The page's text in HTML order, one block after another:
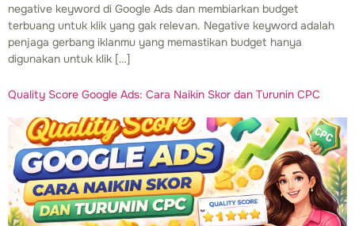
negative keyword di Google Ads dan membiarkan budget
terbuang untuk klik yang gak relevan. Negative keyword adalah
penjaga gerbang iklanmu yang memastikan budget hanya
digunakan untuk klik […]
Quality Score Google Ads: Cara Naikin Skor dan Turunin CPC